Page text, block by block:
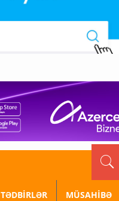
TƏDBİRLƏR MÜSAHİBƏ